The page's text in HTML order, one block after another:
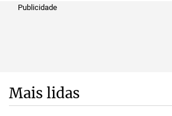
Publicidade
Mais lidas